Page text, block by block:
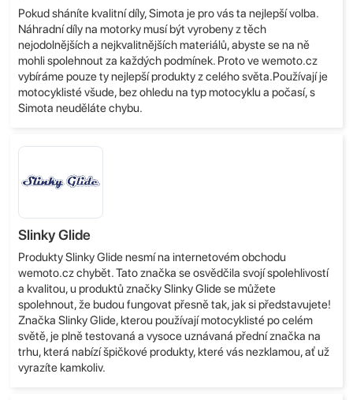
Pokud sháníte kvalitní díly, Simota je pro vás ta nejlepší volba.
Náhradní díly na motorky musí být vyrobeny z těch
nejodolnějších a nejkvalitnějších materiálů, abyste se na ně
mohli spolehnout za každých podmínek. Proto ve wemoto.cz
vybíráme pouze ty nejlepší produkty z celého světa.Používají je
motocyklisté všude, bez ohledu na typ motocyklu a počasí, s
Simota neuděláte chybu.
Slinky Glide
Produkty Slinky Glide nesmí na internetovém obchodu
wemoto.cz chybět. Tato značka se osvědčila svojí spolehlivostí
a kvalitou, u produktů značky Slinky Glide se můžete
spolehnout, že budou fungovat přesně tak, jak si představujete!
Značka Slinky Glide, kterou používají motocyklisté po celém
světě, je plně testovaná a vysoce uznávaná přední značka na
trhu, která nabízí špičkové produkty, které vás nezklamou, ať už
vyrazíte kamkoliv.